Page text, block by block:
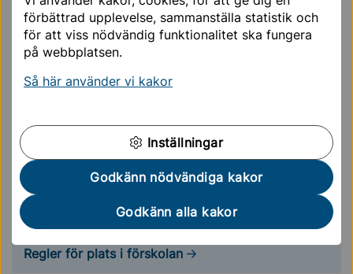
förbättrad upplevelse, sammanställa statistik och
för att viss nödvändig funktionalitet ska fungera
på webbplatsen.
Så här använder vi kakor
Inställningar
Godkänn nödvändiga kakor
Godkänn alla kakor
Digitalisering.
Hållbarhet – hälsa och miljö
Ansökan och köregler
Regnbågens och Bagarbyvägens förskolor ingår. Det
ger oss möjlighet till gemensamma projekt,
studiedagar och utbildning för pedagogerna.
Ansök om plats hos oss
Regler för plats i förskolan